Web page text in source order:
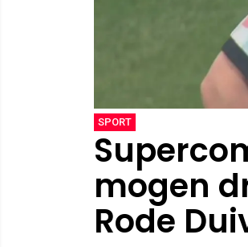
SPORT
mogen
Rode